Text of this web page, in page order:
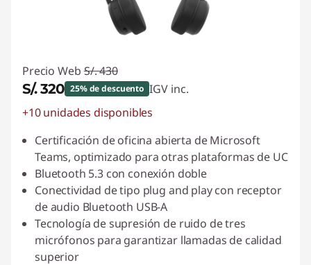
Precio Web S/. 430
S/. 320 25% de descuento IGV inc.
Ahorros instantáneos :
+10 unidades disponibles
Certificación de oficina abierta de Microsoft
Teams, optimizado para otras plataformas de UC
Bluetooth 5.3 con conexión doble
Conectividad de tipo plug and play con receptor
de audio Bluetooth USB-A
Tecnología de supresión de ruido de tres
micrófonos para garantizar llamadas de calidad
superior